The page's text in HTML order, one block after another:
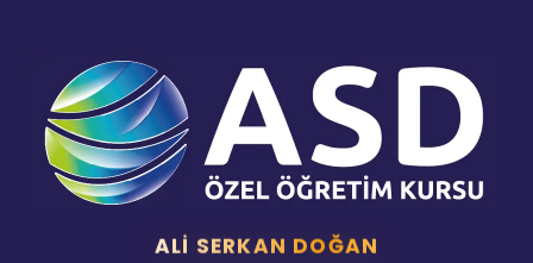
ALI SERKAN DOĞAN